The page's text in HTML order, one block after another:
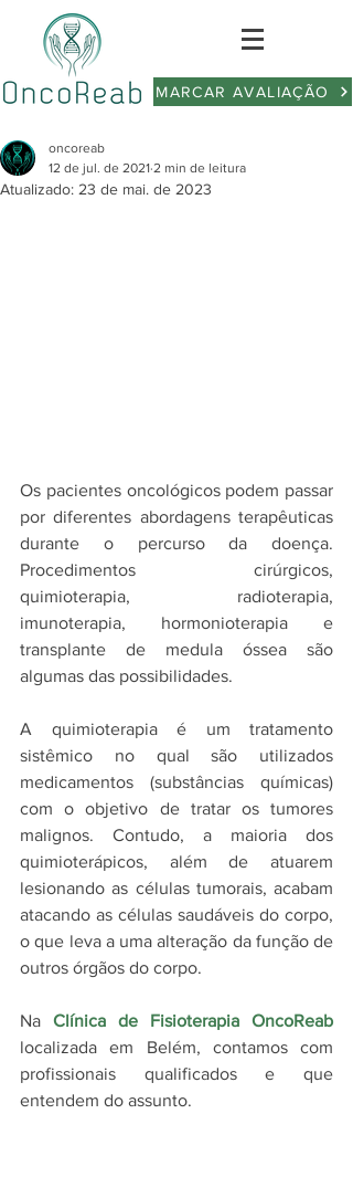
MARCAR AVALIAÇÃO
oncoreab
12 de jul. de 2021 2 min de leitura
Atualizado: 23 de mai. de 2023
Os pacientes oncológicos podem passar
por diferentes abordagens terapêuticas
durante o percurso da doença.
Procedimentos cirúrgicos,
quimioterapia, radioterapia,
imunoterapia, hormonioterapia e
transplante de medula óssea são
algumas das possibilidades.
A quimioterapia é um tratamento
sistêmico no qual são utilizados
medicamentos (substâncias químicas)
com o objetivo de tratar os tumores
malignos. Contudo, a maioria dos
quimioterápicos, além de atuarem
lesionando as células tumorais, acabam
atacando as células saudáveis do corpo,
o que leva a uma alteração da função de
outros órgãos do corpo.
Na Clínica de Fisioterapia OncoReab
localizada em Belém, contamos com
profissionais qualificados e que
entendem do assunto.